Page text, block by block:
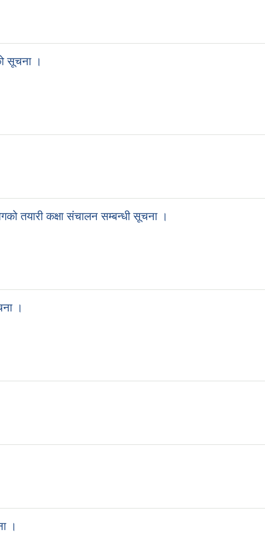
सूचना ।
तयारी कक्षा संचालन सम्बन्धी सूचना ।
।
।